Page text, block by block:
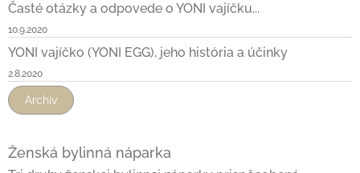
Časté otázky a odpovede o YONI vajíčku...
10.9.2020
YONI vajíčko (YONI EGG), jeho história a účinky
2.8.2020
Archív
Ženská bylinná náparka